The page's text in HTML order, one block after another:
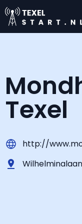
Texel
http://